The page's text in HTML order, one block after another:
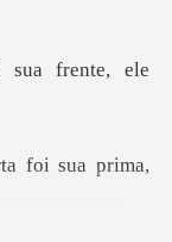
sua frente, ele
foi sua prima,